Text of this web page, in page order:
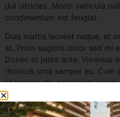
dui ultricies. Morbi vehicula
condimentum est feugiat.
Duis mattis laoreet neque, et
at. Proin sagittis dolor sed mi
Donec et justo ante. Vivamus
rhoncus urna semper eu. Cum
et magnis dis parturient
Integer tristique elit lobortis
dictum metus mattis.